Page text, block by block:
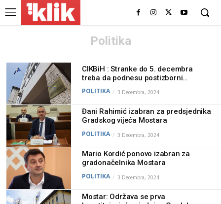
Politika
CIKBiH : Stranke do 5. decembra
treba da podnesu postizborni
finansijski izvještaj
POLITIKA 3 Decembra, 2024
Đani Rahimić izabran za predsjednika
Gradskog vijeća Mostara
POLITIKA 3 Decembra, 2024
Mario Kordić ponovo izabran za
gradonačelnika Mostara
POLITIKA 3 Decembra, 2024
Mostar: Održava se prva